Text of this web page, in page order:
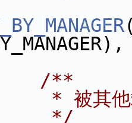
/**
* 被其他
*/